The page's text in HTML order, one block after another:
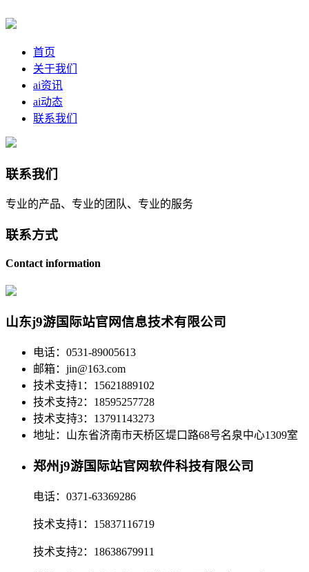
首页
关于我们
ai资讯
ai动态
联系我们
联系我们
专业的产品、专业的团队、专业的服务
联系方式
Contact information
山东j9游国际站官网信息技术有限公司
电话：0531-89005613
邮箱：jin@163.com
技术支持1：15621889102
技术支持2：18595257728
技术支持3：13791143273
地址：山东省济南市天桥区堤口路68号名泉中心1309室
郑州j9游国际站官网软件科技有限公司
电话：0371-63369286
技术支持1：15837116719
技术支持2：18638679911